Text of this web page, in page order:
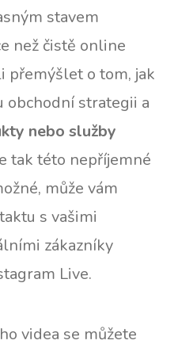
stavem
než čistě online
přemýšlet o tom, jak
obchodní strategii a
nebo služby
tak této nepříjemné
může vám
s vašimi
zákazníky
Live.
videa se můžete